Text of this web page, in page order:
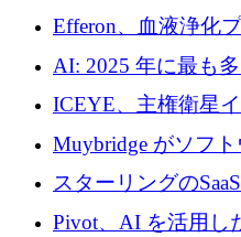
認を獲得
Efferon、血液浄化
250万ユーロを確保
AI: 2025 年に最も
ICEYE、主権衛星
るために 3 億ユー
Muybridge がソフ
ラ テクノロジーを
で 1,600 万ドルを調
スターリングの
グループ利益は減少
Pivot、AI を活用し